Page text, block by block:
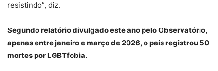
resistindo”, diz.
Segundo relatório divulgado este ano pelo Observatório,
apenas entre janeiro e março de 2026, o país registrou 50
mortes por LGBTfobia.